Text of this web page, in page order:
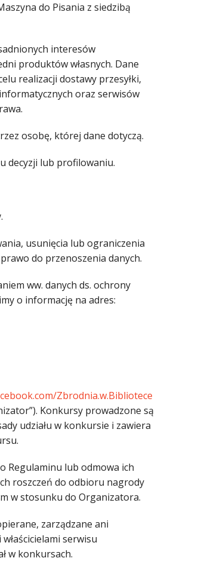
do Pisania z siedzibą
interesów
produktów własnych. Dane
realizacji dostawy przesyłki,
oraz serwisów
osobę, której dane dotyczą.
decyzji lub profilowaniu.
usunięcia lub ograniczenia
do przenoszenia danych.
ww. danych ds. ochrony
o informację na adres:
Zbrodnia.w.Bibliotece
Konkursy prowadzone są
udziału w konkursie i zawiera
Regulaminu lub odmowa ich
roszczeń do odbioru nagrody
w stosunku do Organizatora.
zarządzane ani
serwisu
w konkursach.